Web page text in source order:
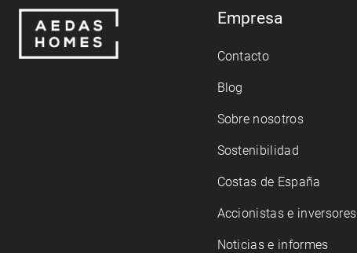
Empresa
Contacto
Blog
Sobre nosotros
Sostenibilidad
Costas de España
Accionistas e inversores
Noticias e informes